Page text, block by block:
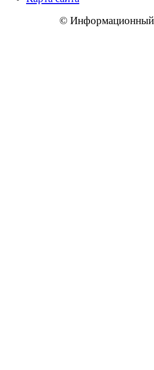
© Информационный